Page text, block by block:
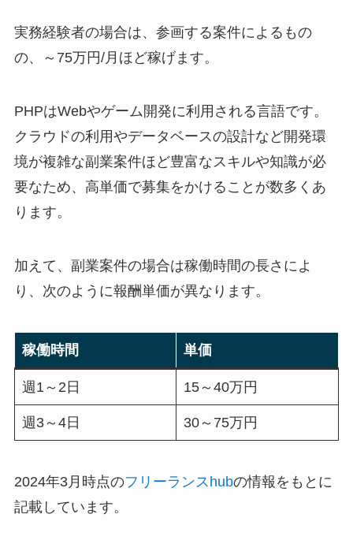
実務経験者の場合は、参画する案件によるもの
の、～75万円/月ほど稼げます。
PHPはWebやゲーム開発に利用される言語です。
クラウドの利用やデータベースの設計など開発環
境が複雑な副業案件ほど豊富なスキルや知識が必
要なため、高単価で募集をかけることが数多くあ
ります。
加えて、副業案件の場合は稼働時間の長さによ
り、次のように報酬単価が異なります。
稼働時間 単価
週1～2日 15～40万円
週3～4日 30～75万円
2024年3月時点のフリーランスhubの情報をもとに
記載しています。